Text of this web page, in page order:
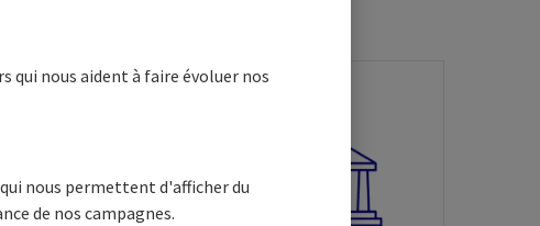
qui nous aident à faire évoluer nos
nous permettent d'afficher du
de nos campagnes.